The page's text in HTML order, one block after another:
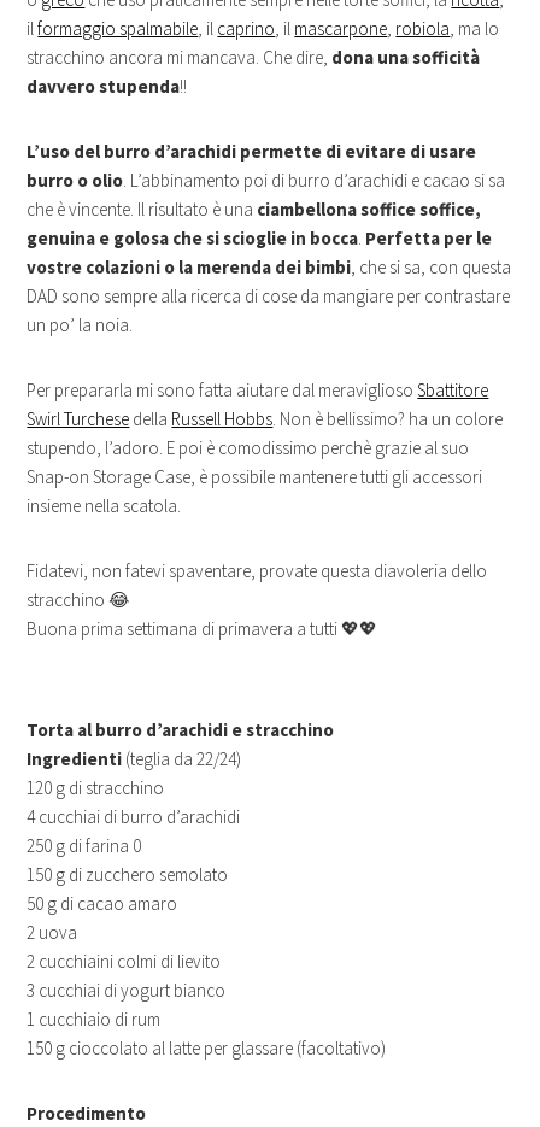
ilformaggio spalmabile, il caprino, il mascarpone, robiola, ma lo
stracchino ancora mi mancava. Che dire, dona una sofficità
davvero stupenda!!
L’uso del burro d’arachidi permette di evitare di usare
burro o olio. L’abbinamento poi di burro d’arachidi e cacao si sa
che è vincente. Il risultato è una ciambellona soffice soffice,
genuina e golosa che si scioglie in bocca. Perfetta per le
vostre colazioni o la merenda dei bimbi, che si sa, con questa
DAD sono sempre alla ricerca di cose da mangiare per contrastare
un po’ la noia.
Per prepararla mi sono fatta aiutare dal meravigliosoSbattitore
Swirl Turchese della Russell Hobbs. Non è bellissimo? ha un colore
stupendo, l’adoro. E poi è comodissimo perchè grazie al suo
Snap-on Storage Case, è possibile mantenere tutti gli accessori
insieme nella scatola.
Fidatevi, non fatevi spaventare, provate questa diavoleria dello
stracchino 😂
Buona prima settimana di primavera a tutti 💖💖
Torta al burro d’arachidi e stracchino
Ingredienti (teglia da 22/24)
120 g di stracchino
4 cucchiai di burro d’arachidi
250 g di farina 0
150 g di zucchero semolato
50 g di cacao amaro
2 uova
2 cucchiaini colmi di lievito
3 cucchiai di yogurt bianco
1 cucchiaio di rum
150 g cioccolato al latte per glassare (facoltativo)
Procedimento